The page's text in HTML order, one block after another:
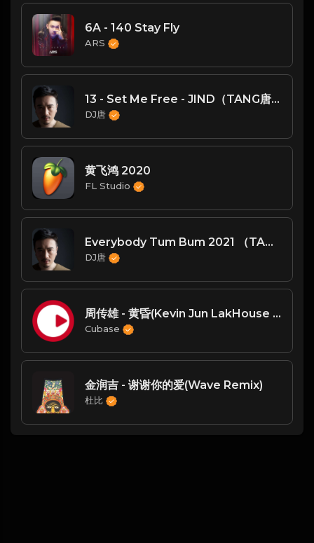
6A - 140 Stay Fly
ARS
13 - Set Me Free - JIND（TANG唐 Vina Mix）
DJ唐
黄飞鸿 2020
FL Studio
Everybody Tum Bum 2021 （TANG唐 Vina Mix）
DJ唐
周传雄 - 黄昏(Kevin Jun LakHouse Rmx 2023)
Cubase
金润吉 - 谢谢你的爱(Wave Remix)
杜比